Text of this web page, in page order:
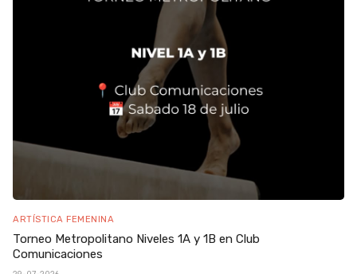
ARTÍSTICA FEMENINA
Torneo Metropolitano Niveles 1A y 1B en Club
Comunicaciones